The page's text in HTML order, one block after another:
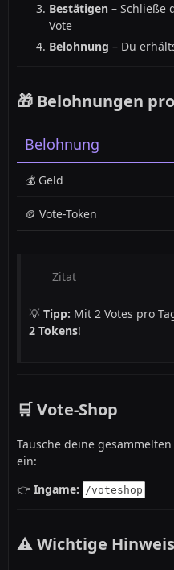
Bestätigen – Schließe
Vote
Belohnung – Du
🎁 Belohnungen
Belohnung
💰 Geld
🪙 Vote-Token
Zitat
💡 Tipp: Mit 2 Votes pro
2 Tokens!
🛒 Vote-Shop
Tausche deine
ein:
👉 Ingame: /voteshop
⚠️ Wichtige